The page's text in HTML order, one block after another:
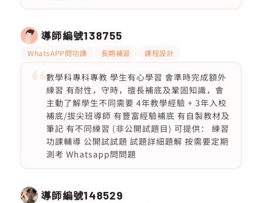
導師編號138755
WhatsAPP問功課 長期補習 課程設計
數學科專科專教 學生有心學習 會準時完成額外
練習 有耐性，守時，擅長補底及鞏固知識，會
主動了解學生不同需要 4年教學經驗 + 3年入校
補底/拔尖班導師 有豐富經驗補底 有自製教材及
筆記 有不同練習 (非公開試題目) 可提供： 練習
功課輔導 公開試試題 試題詳細題解 按需要定期
測考 Whatsapp問問題
導師編號148529